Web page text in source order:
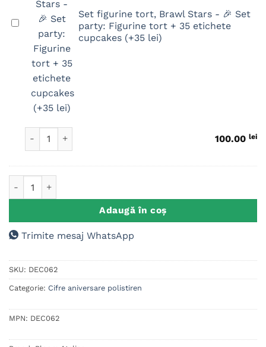
Set
figurine
Brawl
35
etichete
lei)
Set figurine tort, Brawl Stars - 🎉 Set
party: Figurine tort + 35 etichete
cupcakes (+35 lei)
100.00 lei
Adaugă în coș
Trimite mesaj WhatsApp
SKU: DEC062
Categorie: Cifre aniversare polistiren
MPN: DEC062